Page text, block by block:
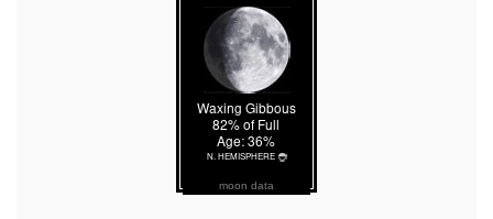
moon data